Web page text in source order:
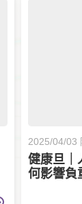
2025/04/03
健康旦｜
何影響負